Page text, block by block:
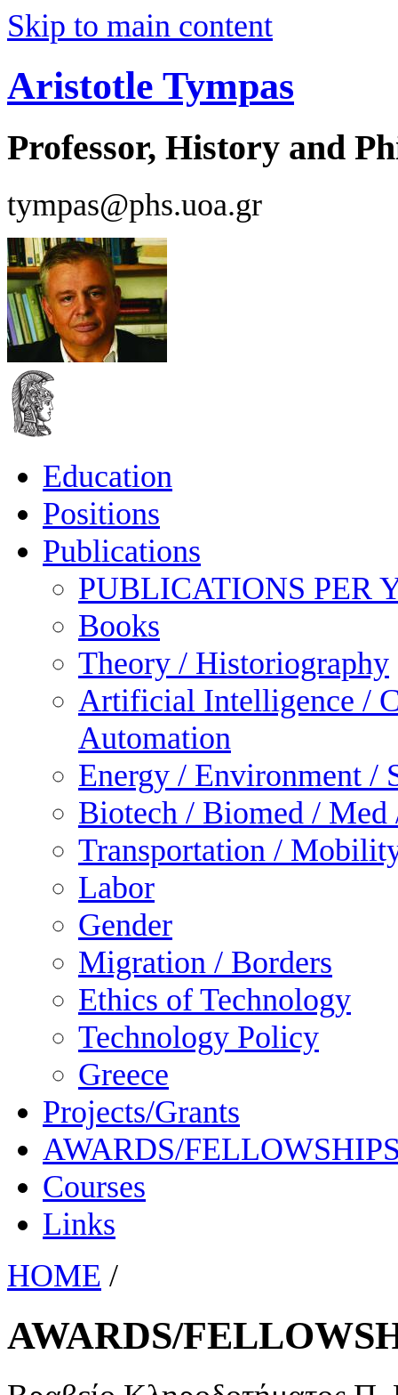
Skip to main content
Aristotle Tympas
Professor, History and
tympas@phs.uoa.gr
Education
Positions
Publications
PUBLICATIONS PER
Books
Theory / Historiography
Artificial Intelligence /
Automation
Energy / Environment /
Biotech / Biomed /
Transportation /
Labor
Gender
Migration / Borders
Ethics of Technology
Technology Policy
Greece
Projects/Grants
AWARDS/
Courses
Links
HOME /
AWARDS/